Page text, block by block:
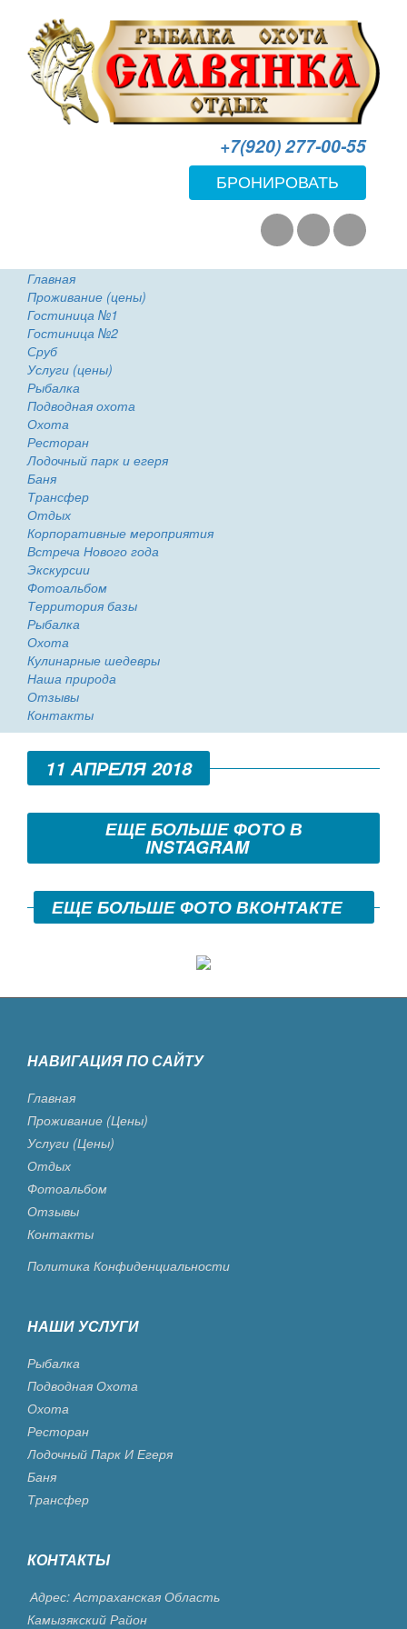
+7(920) 277-00-55
БРОНИРОВАТЬ
Главная
Проживание (цены)
Гостиница №1
Гостиница №2
Сруб
Услуги (цены)
Рыбалка
Подводная охота
Охота
Ресторан
Лодочный парк и егеря
Баня
Трансфер
Отдых
Корпоративные мероприятия
Встреча Нового года
Экскурсии
Фотоальбом
Территория базы
Рыбалка
Охота
Кулинарные шедевры
Наша природа
Отзывы
Контакты
11 АПРЕЛЯ 2018
ЕЩЕ БОЛЬШЕ ФОТО В
INSTAGRAM
ЕЩЕ БОЛЬШЕ ФОТО ВКОНТАКТЕ
НАВИГАЦИЯ ПО САЙТУ
Главная
Проживание (цены)
Услуги (цены)
Отдых
Фотоальбом
Отзывы
Контакты
Политика Конфиденциальности
НАШИ УСЛУГИ
Рыбалка
Подводная Охота
Охота
Ресторан
Лодочный Парк И Егеря
Баня
Трансфер
КОНТАКТЫ
Адрес: Астраханская Область
Камызякский Район